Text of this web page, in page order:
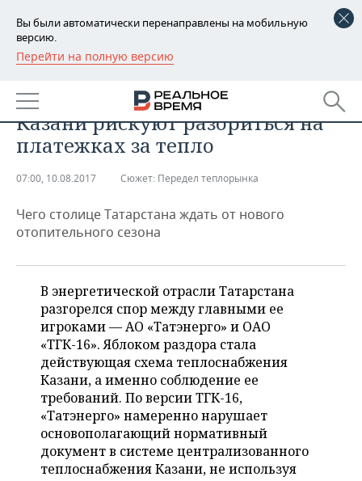
Вы были автоматически перенаправлены на мобильную
версию.
Перейти на полную версию
РЕГИОНЫ
БАШКОРТОСТАН
ТАТАРСТАН
НОВОСТИ
АНАЛИТИКА
ДЕКЛАРАЦИИ О ДОХОДАХ
КОМУ ПРИНАДЛЕЖАТ
ТОРГОВЫЕ ЦЕНТРЫ
ТАТАРСТАНА
НОВОСТИ ЭКОНОМИКИ
БЮДЖЕТ
ИНВЕСТИЦИИ
ПРОМЫШЛЕННОСТЬ
АГРОПРОМ
МАШИНОСТРОЕНИЕ
НЕФТЕХИМИЯ
НЕФТЬ
ОПК
НОВОСТИ АВТО
БИЗНЕС
НОВОСТИ БИЗНЕСА
РОЗНИЧНАЯ ТОРГОВЛЯ
ТРАНСПОРТ
УСЛУГИ
ТЕХНОЛОГИИ
НОВОСТИ ТЕХНОЛОГИЙ
МЕДИА
МЕРОПРИЯТИЯ
НОВОСТИ МЕРОПРИЯТИЙ
ВЫЕЗДНАЯ РЕДАКЦИЯ
СПОРТ
НОВОСТИ СПОРТА
ОБЩЕСТВО
«Золотое» отопление: жители
Казани рискуют разориться на
платежках за тепло
07:00, 10.08.2017 Сюжет: ​Передел теплорынка
Чего столице Татарстана ждать от нового
отопительного сезона
В энергетической отрасли Татарстана
разгорелся спор между главными ее
игроками — АО «Татэнерго» и ОАО
«ТГК-16». Яблоком раздора стала
действующая схема теплоснабжения
Казани, а именно соблюдение ее
требований. По версии ТГК-16,
«Татэнерго» намеренно нарушает
основополагающий нормативный
документ в системе централизованного
теплоснабжения Казани, не используя